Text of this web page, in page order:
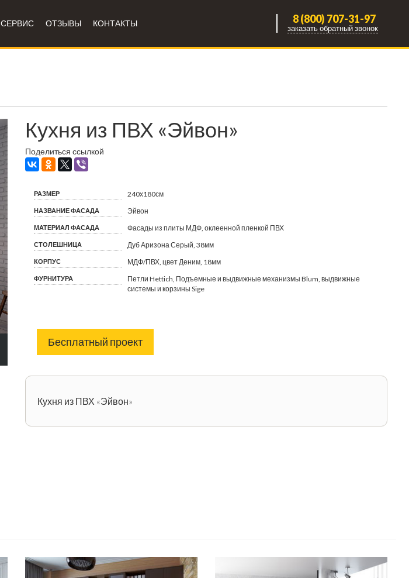
СЕРВИС ОТЗЫВЫ КОНТАКТЫ 8 (800) 707-31-97
заказать обратный звонок
Кухня из ПВХ «Эйвон»
Поделиться ссылкой
РАЗМЕР 240х180см
НАЗВАНИЕ ФАСАДА Эйвон
МАТЕРИАЛ ФАСАДА Фасады из плиты МДФ, оклеенной пленкой ПВХ
СТОЛЕШНИЦА Дуб Аризона Серый, 38мм
КОРПУС МДФ/ПВХ, цвет Деним, 18мм
ФУРНИТУРА
Петли Hettich, Подъемные и выдвижные механизмы Blum, выдвижные
системы и корзины Sige
Бесплатный проект
Кухня из ПВХ «Эйвон»